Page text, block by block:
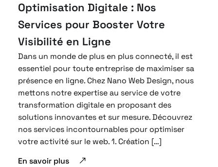
Optimisation Digitale : Nos
Services pour Booster Votre
Visibilité en Ligne
Dans un monde de plus en plus connecté, il est
essentiel pour toute entreprise de maximiser sa
présence en ligne. Chez Nano Web Design, nous
mettons notre expertise au service de votre
transformation digitale en proposant des
solutions innovantes et sur mesure. Découvrez
nos services incontournables pour optimiser
votre activité sur le web. 1. Création […]
En savoir plus